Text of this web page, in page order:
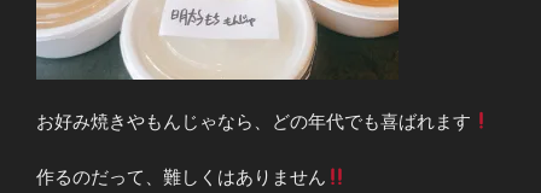
お好み焼きやもんじゃなら、どの年代でも喜ばれます
作るのだって、難しくはありません